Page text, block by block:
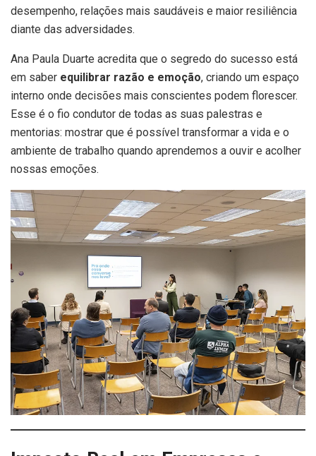
desempenho, relações mais saudáveis e maior resiliência
diante das adversidades.
Ana Paula Duarte acredita que o segredo do sucesso está
em saber equilibrar razão e emoção, criando um espaço
interno onde decisões mais conscientes podem florescer.
Esse é o fio condutor de todas as suas palestras e
mentorias: mostrar que é possível transformar a vida e o
ambiente de trabalho quando aprendemos a ouvir e acolher
nossas emoções.